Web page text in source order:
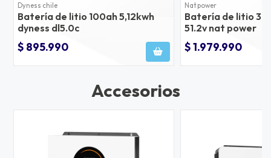
Dyness chile
Batería de litio 100ah 5,12kwh
dyness dl5.0c
$ 895.990
Nat power
Batería de litio
51.2v nat power
$ 1.979.990
Accesorios